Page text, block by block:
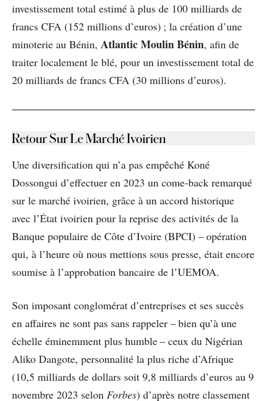
investissement total estimé à plus de 100 milliards de
francs CFA (152 millions d’euros) ; la création d’une
minoterie au Bénin, Atlantic Moulin Bénin, afin de
traiter localement le blé, pour un investissement total de
20 milliards de francs CFA (30 millions d’euros).
Retour Sur Le Marché Ivoirien
Une diversification qui n’a pas empêché Koné
Dossongui d’effectuer en 2023 un come-back remarqué
sur le marché ivoirien, grâce à un accord historique
avec l’État ivoirien pour la reprise des activités de la
Banque populaire de Côte d’Ivoire (BPCI) – opération
qui, à l’heure où nous mettions sous presse, était encore
soumise à l’approbation bancaire de l’UEMOA.
Son imposant conglomérat d’entreprises et ses succès
en affaires ne sont pas sans rappeler – bien qu’à une
échelle éminemment plus humble – ceux du Nigérian
Aliko Dangote, personnalité la plus riche d’Afrique
(10,5 milliards de dollars soit 9,8 milliards d’euros au 9
novembre 2023 selon Forbes) d’après notre classement